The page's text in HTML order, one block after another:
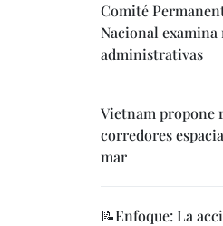
Comité
Nacional examina
administrativas
Vietnam propone
corredores
mar
📝Enfoque: La